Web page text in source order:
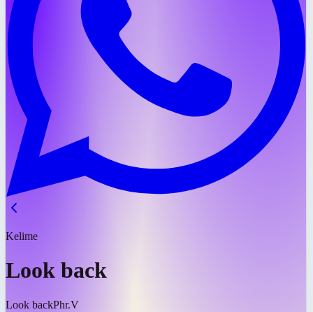
Kelime
Look back
Look backPhr.V